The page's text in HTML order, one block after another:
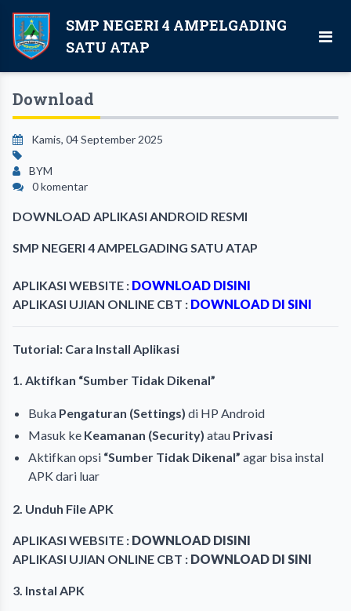
SMP NEGERI 4 AMPELGADING
SATU ATAP
Download
Kamis, 04 September 2025
BYM
0 komentar
DOWNLOAD APLIKASI ANDROID RESMI
SMP NEGERI 4 AMPELGADING SATU ATAP
APLIKASI WEBSITE : DOWNLOAD DISINI
APLIKASI UJIAN ONLINE CBT : DOWNLOAD DI SINI
Tutorial: Cara Install Aplikasi
1. Aktifkan “Sumber Tidak Dikenal”
Buka Pengaturan (Settings) di HP Android
Masuk ke Keamanan (Security) atau Privasi
Aktifkan opsi “Sumber Tidak Dikenal” agar bisa instal
APK dari luar
2. Unduh File APK
APLIKASI WEBSITE : DOWNLOAD DISINI
APLIKASI UJIAN ONLINE CBT : DOWNLOAD DI SINI
3. Instal APK